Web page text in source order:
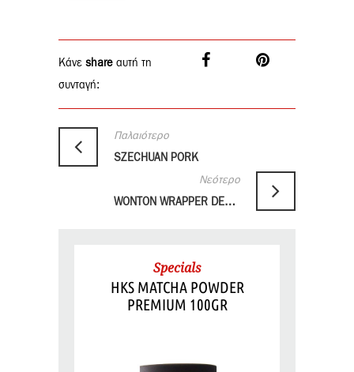
Κάνε share αυτή τη
συνταγή:
Παλαιότερο
SZECHUAN PORK
Νεότερο
WONTON WRAPPER DESSERT
Specials
HKS MATCHA POWDER
PREMIUM 100GR